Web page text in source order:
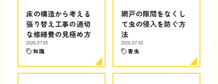
床の構造から考える
張り替え工事の適切
な修繕費の見極め方
2026.07.05
知識
網戸の隙間をなくし
て虫の侵入を防ぐ方
法
2026.07.02
害虫